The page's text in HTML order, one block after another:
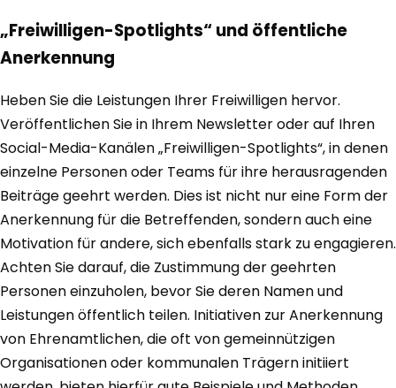
„Freiwilligen-Spotlights“ und öffentliche
Anerkennung
Heben Sie die Leistungen Ihrer Freiwilligen hervor.
Veröffentlichen Sie in Ihrem Newsletter oder auf Ihren
Social-Media-Kanälen „Freiwilligen-Spotlights“, in denen
einzelne Personen oder Teams für ihre herausragenden
Beiträge geehrt werden. Dies ist nicht nur eine Form der
Anerkennung für die Betreffenden, sondern auch eine
Motivation für andere, sich ebenfalls stark zu engagieren.
Achten Sie darauf, die Zustimmung der geehrten
Personen einzuholen, bevor Sie deren Namen und
Leistungen öffentlich teilen. Initiativen zur Anerkennung
von Ehrenamtlichen, die oft von gemeinnützigen
Organisationen oder kommunalen Trägern initiiert